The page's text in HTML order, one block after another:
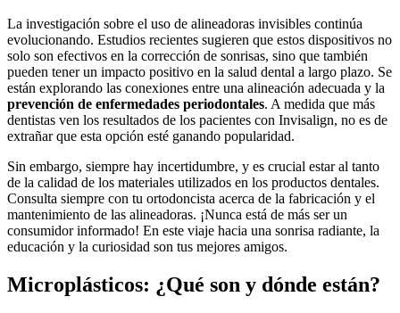
La investigación sobre el uso de alineadoras invisibles continúa
evolucionando. Estudios recientes sugieren que estos dispositivos no
solo son efectivos en la corrección de sonrisas, sino que también
pueden tener un impacto positivo en la salud dental a largo plazo. Se
están explorando las conexiones entre una alineación adecuada y la
prevención de enfermedades periodontales. A medida que más
dentistas ven los resultados de los pacientes con Invisalign, no es de
extrañar que esta opción esté ganando popularidad.
Sin embargo, siempre hay incertidumbre, y es crucial estar al tanto
de la calidad de los materiales utilizados en los productos dentales.
Consulta siempre con tu ortodoncista acerca de la fabricación y el
mantenimiento de las alineadoras. ¡Nunca está de más ser un
consumidor informado! En este viaje hacia una sonrisa radiante, la
educación y la curiosidad son tus mejores amigos.
Microplásticos: ¿Qué son y dónde están?